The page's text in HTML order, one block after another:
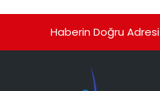
Haberin Doğru Adresi